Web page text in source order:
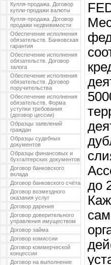
Купля-продажа. Договор
купли-продажи валюты
Купля-продажа. Договор
продажи недвижимости
Обеспечение исполнения
обязательств. Банковская
гарантия
Обеспечение исполнения
обязательств. Договор
залога
Обеспечение исполнения
обязательств. Договор
поручительства
Обеспечение исполнения
обязательств. Форма
уступки требования
(договор цессии)
Образцы заявлений
граждан
Образцы судебных
документов
Образцы финансовых и
бухгалтерских документов
Договор банковского
вклада
Договор банковского счёта
Договор возмездного
оказания услуг
Договор дарения
Договор доверительного
управления имуществом
Договор займа
Договор комиссии
Договор коммерческой
концессии
Договор на выполнение
до